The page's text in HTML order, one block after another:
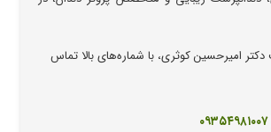
امیرحسین کوثری، با شماره‌های بالا تماس
۰۹۳۵۴۹۸۱۰۰۷